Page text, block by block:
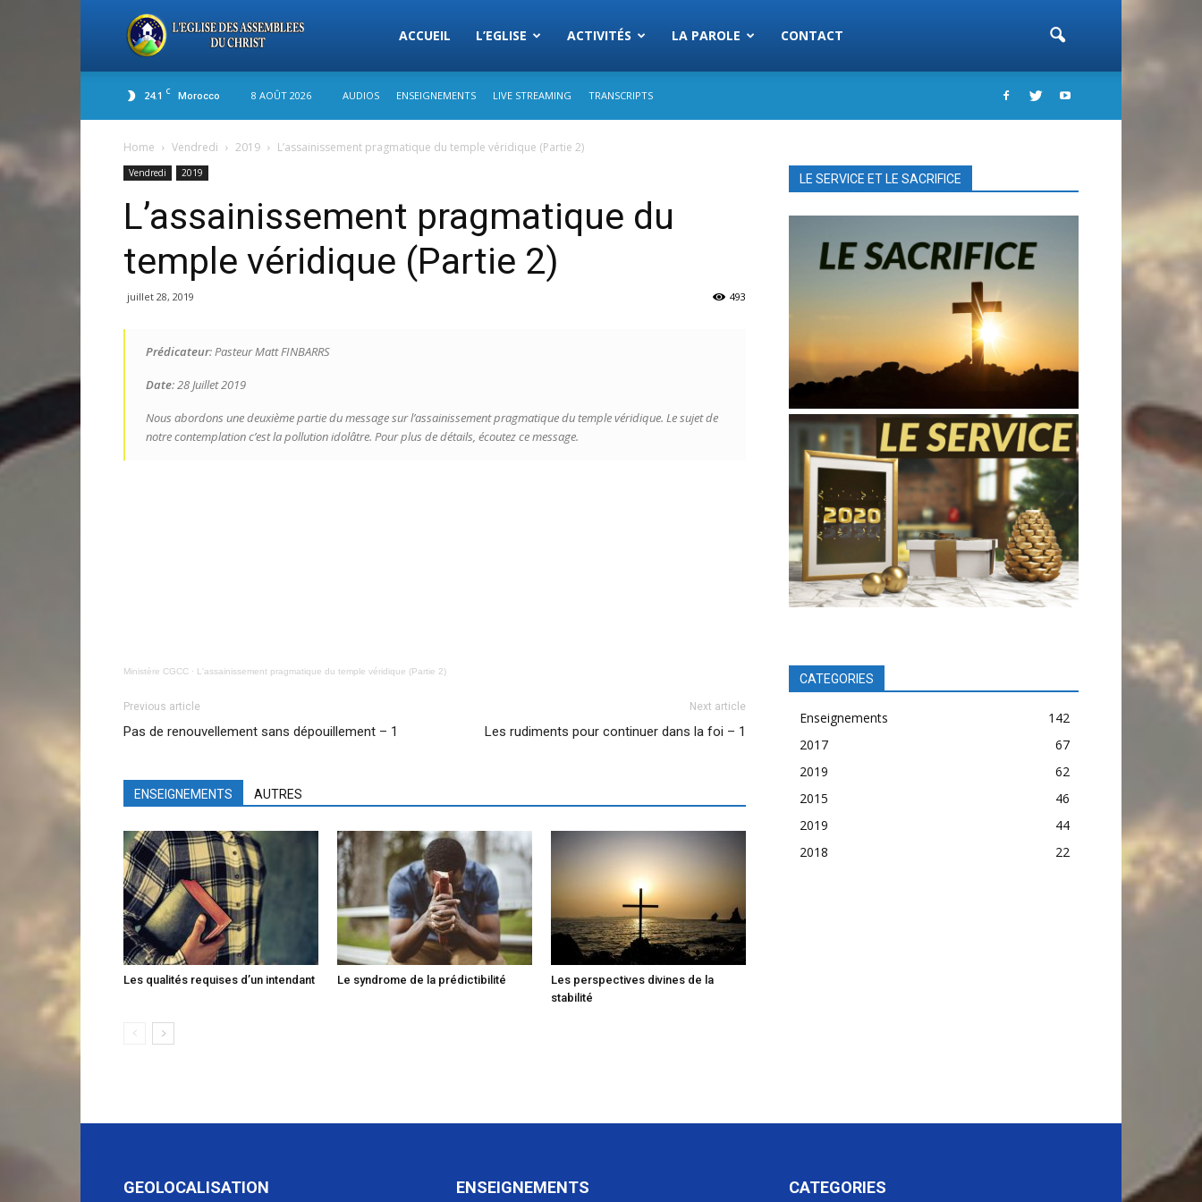
L'Eglise
ACCUEIL L’EGLISE ACTIVITÉS LA PAROLE CONTACT
24.1 C Morocco 8 AOÛT 2026 AUDIOS ENSEIGNEMENTS LIVE STREAMING TRANSCRIPTS
Home Vendredi 2019 L’assainissement pragmatique du temple véridique (Partie 2)
Vendredi 2019
L’assainissement pragmatique du
temple véridique (Partie 2)
juillet 28, 2019 493
Prédicateur: Pasteur Matt FINBARRS
Date: 28 Juillet 2019
Nous abordons une deuxième partie du message sur l’assainissement pragmatique du temple véridique. Le sujet de
notre contemplation c’est la pollution idolâtre. Pour plus de détails, écoutez ce message.
Ministère CGCC · L'assainissement pragmatique du temple véridique (Partie 2)
Previous article
Pas de renouvellement sans dépouillement – 1
Next article
Les rudiments pour continuer dans la foi – 1
ENSEIGNEMENTS AUTRES
Les qualités requises d’un intendant Le syndrome de la prédictibilité
Les perspectives divines de la
stabilité
LE SERVICE ET LE SACRIFICE
CATEGORIES
Enseignements
142
2017
67
2019
62
2015
46
2019
44
2018
22
GEOLOCALISATION ENSEIGNEMENTS CATEGORIES